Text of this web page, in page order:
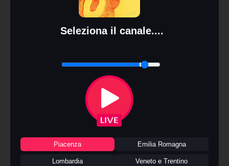
Seleziona il canale....
Piacenza Emilia Romagna
Lombardia Veneto e Trentino